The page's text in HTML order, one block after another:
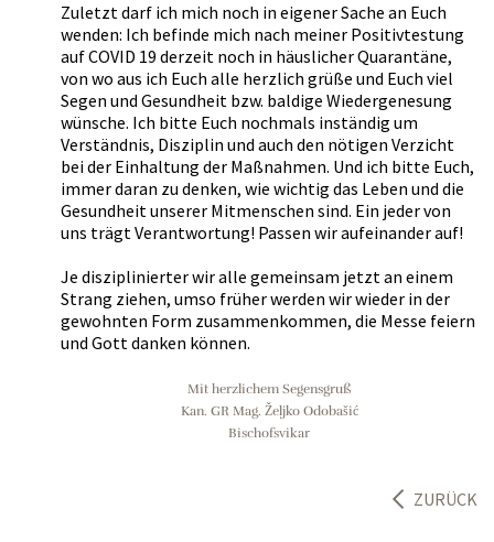
Zuletzt darf ich mich noch in eigener Sache an Euch
wenden: Ich befinde mich nach meiner Positivtestung
auf COVID 19 derzeit noch in häuslicher Quarantäne,
von wo aus ich Euch alle herzlich grüße und Euch viel
Segen und Gesundheit bzw. baldige Wiedergenesung
wünsche. Ich bitte Euch nochmals inständig um
Verständnis, Disziplin und auch den nötigen Verzicht
bei der Einhaltung der Maßnahmen. Und ich bitte Euch,
immer daran zu denken, wie wichtig das Leben und die
Gesundheit unserer Mitmenschen sind. Ein jeder von
uns trägt Verantwortung! Passen wir aufeinander auf!
Je disziplinierter wir alle gemeinsam jetzt an einem
Strang ziehen, umso früher werden wir wieder in der
gewohnten Form zusammenkommen, die Messe feiern
und Gott danken können.
Mit herzlichem Segensgruß
Kan. GR Mag. Željko Odobašić
Bischofsvikar
ZURÜCK